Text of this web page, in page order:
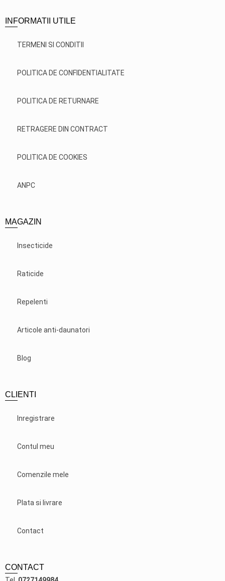
INFORMATII UTILE
TERMENI SI CONDITII
POLITICA DE CONFIDENTIALITATE
POLITICA DE RETURNARE
RETRAGERE DIN CONTRACT
POLITICA DE COOKIES
ANPC
MAGAZIN
Insecticide
Raticide
Repelenti
Articole anti-daunatori
Blog
CLIENTI
Inregistrare
Contul meu
Comenzile mele
Plata si livrare
Contact
CONTACT